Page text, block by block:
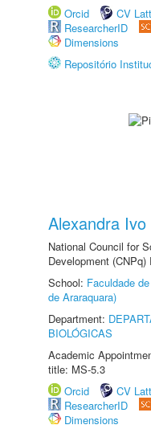
Orcid
CV
ResearcherID
Dimensions
Repositório
Alexandra
National Council for
Development
School: Faculdade
de Araraquara)
Department:
BIOLÓGICAS
Academic
title: MS-5.3
Orcid
CV
ResearcherID
Dimensions